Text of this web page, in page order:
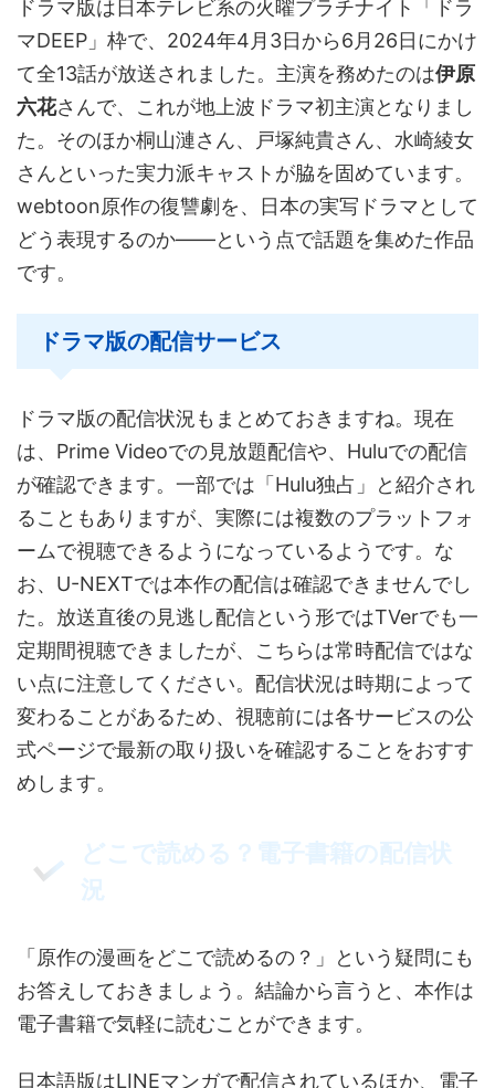
ドラマ版は日本テレビ系の火曜プラチナイト「ドラ
マDEEP」枠で、2024年4月3日から6月26日にかけ
て全13話が放送されました。主演を務めたのは伊原
六花さんで、これが地上波ドラマ初主演となりまし
た。そのほか桐山漣さん、戸塚純貴さん、水崎綾女
さんといった実力派キャストが脇を固めています。
webtoon原作の復讐劇を、日本の実写ドラマとして
どう表現するのか——という点で話題を集めた作品
です。
ドラマ版の配信サービス
ドラマ版の配信状況もまとめておきますね。現在
は、Prime Videoでの見放題配信や、Huluでの配信
が確認できます。一部では「Hulu独占」と紹介され
ることもありますが、実際には複数のプラットフォ
ームで視聴できるようになっているようです。な
お、U-NEXTでは本作の配信は確認できませんでし
た。放送直後の見逃し配信という形ではTVerでも一
定期間視聴できましたが、こちらは常時配信ではな
い点に注意してください。配信状況は時期によって
変わることがあるため、視聴前には各サービスの公
式ページで最新の取り扱いを確認することをおすす
めします。
どこで読める？電子書籍の配信状
況
「原作の漫画をどこで読めるの？」という疑問にも
お答えしておきましょう。結論から言うと、本作は
電子書籍で気軽に読むことができます。
日本語版はLINEマンガで配信されているほか、電子